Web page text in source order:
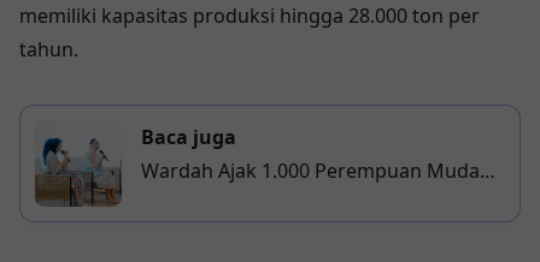
memiliki kapasitas produksi hingga 28.000 ton per
tahun.
Baca juga
Wardah Ajak 1.000 Perempuan Muda